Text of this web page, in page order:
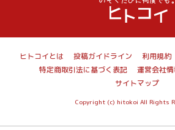
ヒトコイとは 投稿ガイドライン 利用規約
特定商取引法に基づく表記
運営会社情
サイトマップ
Copyright (c) hitokoi All Rights